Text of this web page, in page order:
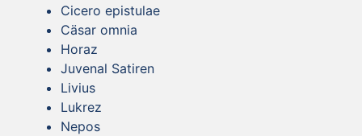
Cicero epistulae
Cäsar omnia
Horaz
Juvenal Satiren
Livius
Lukrez
Nepos